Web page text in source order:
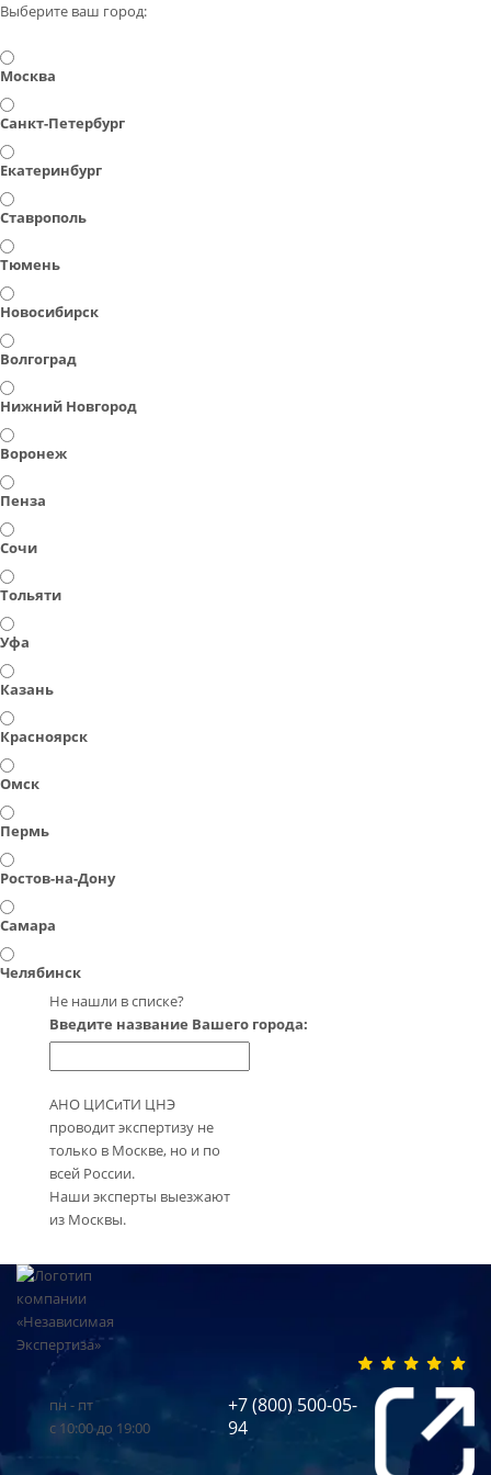
Выберите ваш город:
Москва
Санкт-Петербург
Екатеринбург
Ставрополь
Тюмень
Новосибирск
Волгоград
Нижний Новгород
Воронеж
Пенза
Сочи
Тольяти
Уфа
Казань
Красноярск
Омск
Пермь
Ростов-на-Дону
Самара
Челябинск
Не нашли в списке?
Введите название Вашего города:
АНО ЦИСиТИ ЦНЭ
проводит экспертизу не
только в Москве, но и по
всей России.
Наши эксперты выезжают
из Москвы.
пн - пт
с 10:00 до 19:00
+7 (800) 500-05-
94